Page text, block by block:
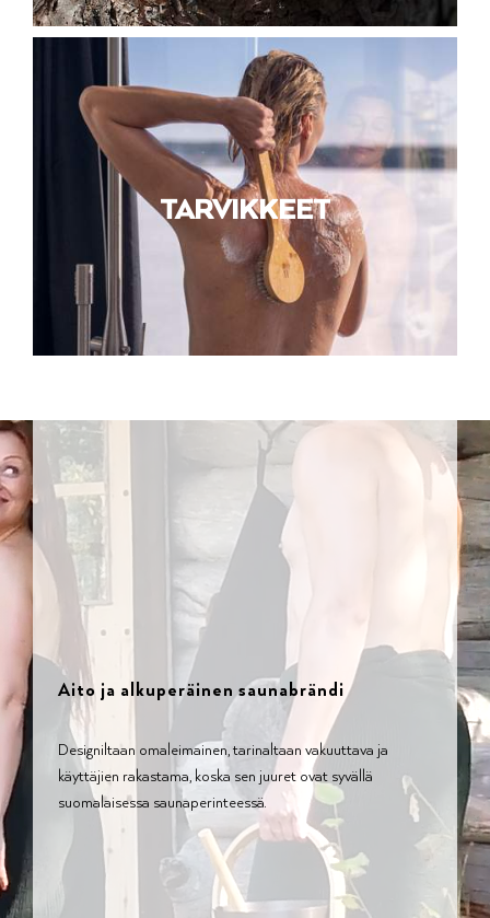
TARVIKKEET
Aito ja alkuperäinen saunabrändi
Designiltaan omaleimainen, tarinaltaan vakuuttava ja
käyttäjien rakastama, koska sen juuret ovat syvällä
suomalaisessa saunaperinteessä.